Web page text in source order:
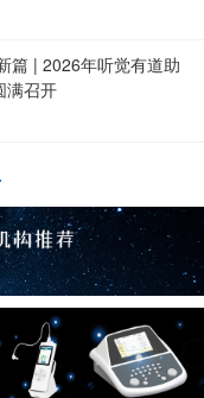
篇 | 2026年听觉有道助
满召开